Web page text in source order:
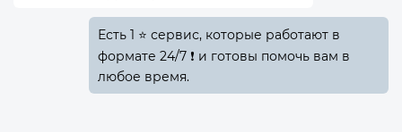
Есть 1 ⭐ сервис, которые работают в
формате 24/7 ❗ и готовы помочь вам в
любое время.